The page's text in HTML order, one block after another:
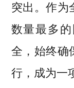
突出。作为
数量最多
全，始终确
行，成为一